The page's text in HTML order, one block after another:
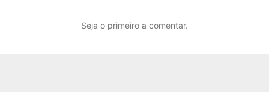
Seja o primeiro a comentar.